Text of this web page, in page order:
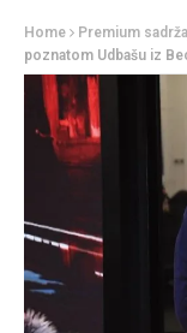
Home Premium
poznatom Udbašu iz